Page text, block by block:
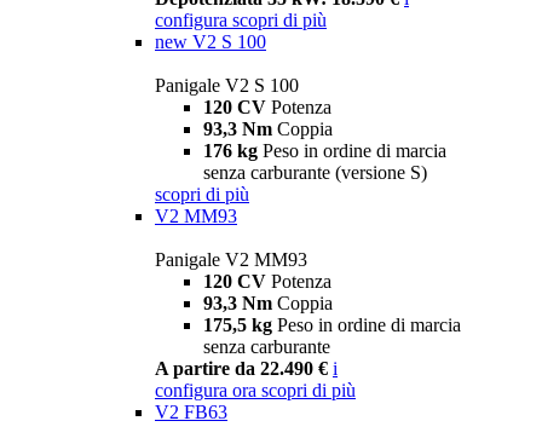
configura scopri di più
new V2 S 100
Panigale V2 S 100
120 CV Potenza
93,3 Nm Coppia
176 kg Peso in ordine di marcia
senza carburante (versione S)
scopri di più
V2 MM93
Panigale V2 MM93
120 CV Potenza
93,3 Nm Coppia
175,5 kg Peso in ordine di marcia
senza carburante
A partire da 22.490 € i
configura ora scopri di più
V2 FB63